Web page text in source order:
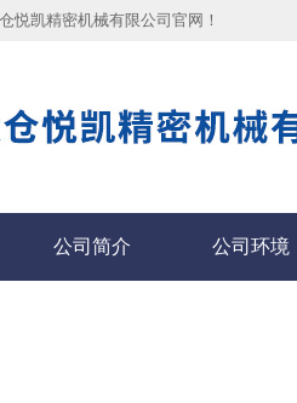
凯精密机械有限公司官网！
公司简介 公司环境